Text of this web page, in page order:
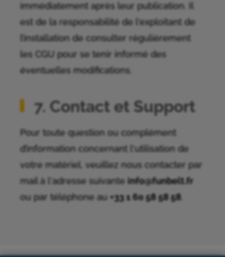
immédiatement après leur publication. Il
est de la responsabilité de l'exploitant de
l’installation de consulter régulièrement
les CGU pour se tenir informé des
éventuelles modifications.
7. Contact et Support
Pour toute question ou complément
d’information concernant l'utilisation de
votre matériel, veuillez nous contacter par
mail à l'adresse suivante info@funbelt.fr
ou par téléphone au +33 1 60 58 58 58